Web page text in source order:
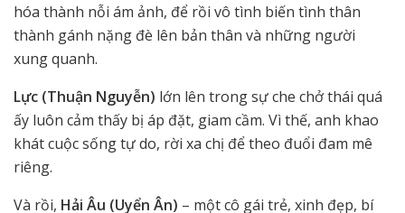
hóa thành nỗi ám ảnh, để rồi vô tình biến tình thân
thành gánh nặng đè lên bản thân và những người
xung quanh.
Lực (Thuận Nguyễn) lớn lên trong sự che chở thái quá
ấy luôn cảm thấy bị áp đặt, giam cầm. Vì thế, anh khao
khát cuộc sống tự do, rời xa chị để theo đuổi đam mê
riêng.
Và rồi, Hải Âu (Uyển Ân) – một cô gái trẻ, xinh đẹp, bí